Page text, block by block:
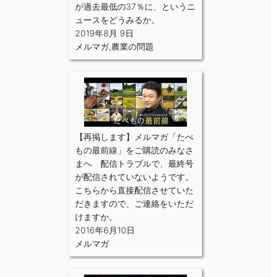
が過去最低の37％に、というニ
ュースをどうみるか。
2019年8月 9日
メルマガ,農業の問題
【再掲します】メルマガ「たべ
もの最前線」をご購読のみなさ
まへ 配信トラブルで、最終号
が配信されていないようです。
こちらから直接配信させていた
だきますので、ご連絡をいただ
けますか。
2016年6月10日
メルマガ